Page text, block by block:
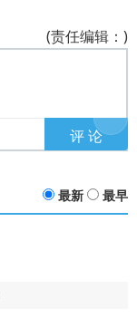
(责任编辑：)
最新 最早